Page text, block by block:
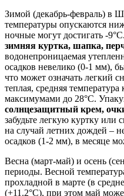
Зимой (декабрь-февраль) в
температуры опускаются
ночные могут достигать -
зимняя куртка, шапка,
водонепроницаемая
осадков невелико (0-1 мм),
что может означать легкий
теплая, средняя температура
максимумами до 28°C.
солнцезащитный крем,
забудьте легкую куртку или
на случай летних дождей –
осадков (1-2 мм), в месяце
Весна (март-май) и осень
периоды. Весной
прохладной в марте (в
(+11.2°C), при этом май